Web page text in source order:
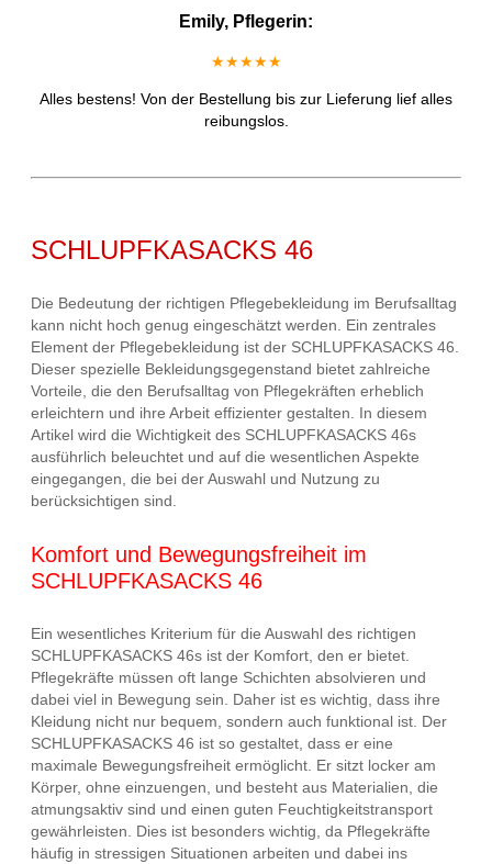
Emily, Pflegerin:
★★★★★
Alles bestens! Von der Bestellung bis zur Lieferung lief alles
reibungslos.
SCHLUPFKASACKS 46
Die Bedeutung der richtigen Pflegebekleidung im Berufsalltag
kann nicht hoch genug eingeschätzt werden. Ein zentrales
Element der Pflegebekleidung ist der SCHLUPFKASACKS 46.
Dieser spezielle Bekleidungsgegenstand bietet zahlreiche
Vorteile, die den Berufsalltag von Pflegekräften erheblich
erleichtern und ihre Arbeit effizienter gestalten. In diesem
Artikel wird die Wichtigkeit des SCHLUPFKASACKS 46s
ausführlich beleuchtet und auf die wesentlichen Aspekte
eingegangen, die bei der Auswahl und Nutzung zu
berücksichtigen sind.
Komfort und Bewegungsfreiheit im
SCHLUPFKASACKS 46
Ein wesentliches Kriterium für die Auswahl des richtigen
SCHLUPFKASACKS 46s ist der Komfort, den er bietet.
Pflegekräfte müssen oft lange Schichten absolvieren und
dabei viel in Bewegung sein. Daher ist es wichtig, dass ihre
Kleidung nicht nur bequem, sondern auch funktional ist. Der
SCHLUPFKASACKS 46 ist so gestaltet, dass er eine
maximale Bewegungsfreiheit ermöglicht. Er sitzt locker am
Körper, ohne einzuengen, und besteht aus Materialien, die
atmungsaktiv sind und einen guten Feuchtigkeitstransport
gewährleisten. Dies ist besonders wichtig, da Pflegekräfte
häufig in stressigen Situationen arbeiten und dabei ins